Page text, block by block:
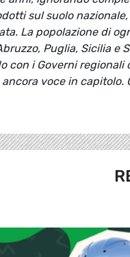
sul suolo
La popolazione di
Puglia, Sicilia
con i Governi regionali
voce in capitolo.